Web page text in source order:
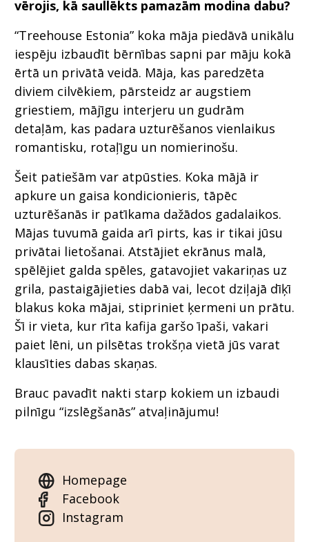
vērojis, kā saullēkts pamazām modina dabu?
“Treehouse Estonia” koka māja piedāvā unikālu
iespēju izbaudīt bērnības sapni par māju kokā
ērtā un privātā veidā. Māja, kas paredzēta
diviem cilvēkiem, pārsteidz ar augstiem
griestiem, mājīgu interjeru un gudrām
detaļām, kas padara uzturēšanos vienlaikus
romantisku, rotaļīgu un nomierinošu.
Šeit patiešām var atpūsties. Koka mājā ir
apkure un gaisa kondicionieris, tāpēc
uzturēšanās ir patīkama dažādos gadalaikos.
Mājas tuvumā gaida arī pirts, kas ir tikai jūsu
privātai lietošanai. Atstājiet ekrānus malā,
spēlējiet galda spēles, gatavojiet vakariņas uz
grila, pastaigājieties dabā vai, lecot dziļajā dīķī
blakus koka mājai, stipriniet ķermeni un prātu.
Šī ir vieta, kur rīta kafija garšo īpaši, vakari
paiet lēni, un pilsētas trokšņa vietā jūs varat
klausīties dabas skaņas.
Brauc pavadīt nakti starp kokiem un izbaudi
pilnīgu “izslēgšanās” atvaļinājumu!
Homepage
Facebook
Instagram